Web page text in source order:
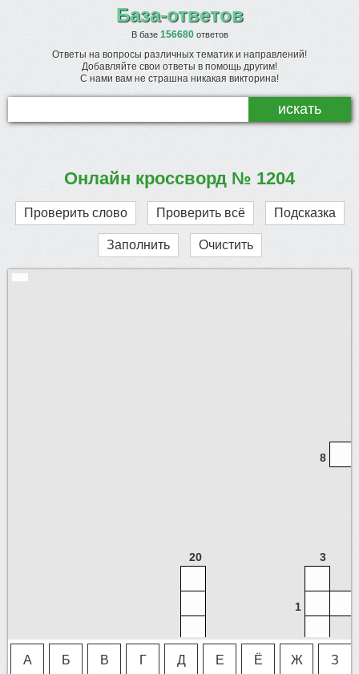
База-ответов
В базе 156680ответов
Ответы на вопросы различных тематик и направлений!
Добавляйте свои ответы в помощь другим!
С нами вам не страшна никакая викторина!
Онлайн кроссворд № 1204
Проверить слово Проверить всё Подсказка
Заполнить Очистить
А Б В Г Д Е Ё Ж З
8
20 3
1